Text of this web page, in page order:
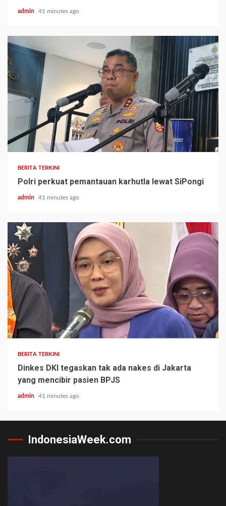
admin 41 minutes ago
BERITA TERKINI
Polri perkuat pemantauan karhutla lewat SiPongi
admin 41 minutes ago
BERITA TERKINI
Dinkes DKI tegaskan tak ada nakes di Jakarta
yang mencibir pasien BPJS
admin 41 minutes ago
IndonesiaWeek.com